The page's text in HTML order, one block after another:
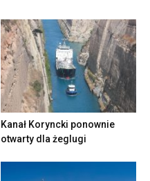
Kanał Koryncki ponownie
otwarty dla żeglugi